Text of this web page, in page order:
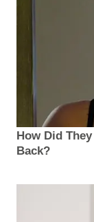
How Did
Back?